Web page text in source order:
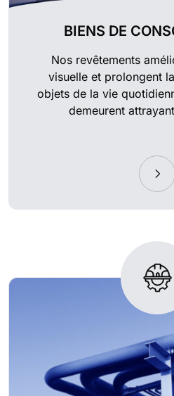
BIENS DE
Nos revêtements
visuelle et prolongent
objets de la vie
demeurent